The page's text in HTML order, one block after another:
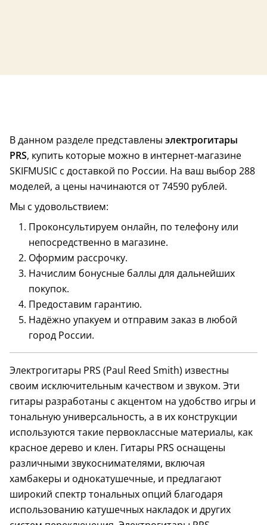
кейс в комплекте кейс в комплекте
США
кейс в комплекте
кейс в комплекте
В данном разделе представлены электрогитары
PRS, купить которые можно в интернет-магазине
SKIFMUSIC с доставкой по России. На ваш выбор 288
моделей, а цены начинаются от 74590 рублей.
Мы с удовольствием:
Проконсультируем онлайн, по телефону или
непосредственно в магазине.
Оформим рассрочку.
Начислим бонусные баллы для дальнейших
покупок.
Предоставим гарантию.
Надёжно упакуем и отправим заказ в любой
город России.
Электрогитары PRS (Paul Reed Smith) известны
своим исключительным качеством и звуком. Эти
гитары разработаны с акцентом на удобство игры и
тональную универсальность, а в их конструкции
используются такие первоклассные материалы, как
красное дерево и клен. Гитары PRS оснащены
различными звукоснимателями, включая
хамбакеры и однокатушечные, и предлагают
широкий спектр тональных опций благодаря
использованию катушечных накладок и других